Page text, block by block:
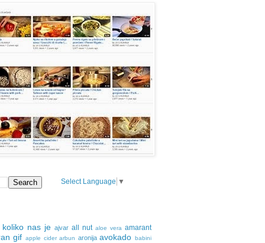
Select Language ▼
koliko nas je ajvar all nut aloe vera amarant
gif apple cider arbun aronija avokado babini